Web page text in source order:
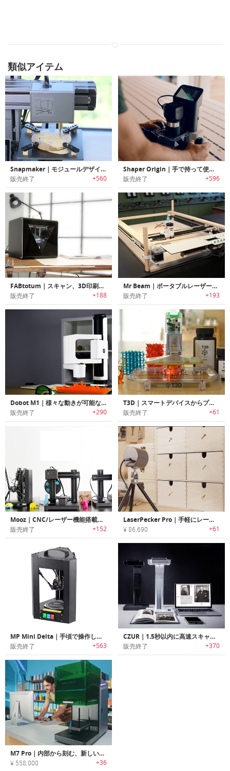
類似アイテム
Snapmaker｜モジュールデザインオールメタルデスクトップ3Dプリンター「スナップメーカー」
販売終了 +560
Shaper Origin｜手で持って使えるニュータイプのCNCマシン「シェイパーオリジン」
販売終了 +596
FABtotum｜スキャン、3D印刷、切り取り/ミル 多機能家庭用3Dマシン
販売終了 +188
Mr Beam｜ポータブルレーザーカッターおよび彫刻キット
販売終了 +193
Dobot M1｜様々な動きが可能なプロフェッショナルロボットアーム「ドゥーボットM1」
販売終了 +290
T3D｜スマートデバイスからプリント可能なポータブル3Dプリンター「T3D」
販売終了 +61
Mooz｜CNC/レーザー機能搭載オールインワンの高精度３Dプリンター「ムーズ」
販売終了 +152
LaserPecker Pro｜手軽にレーザー彫刻が楽しめるハンドヘルドスマートレーザー彫刻機「レーザーペッカープロ」
¥ 86,690 +61
MP Mini Delta｜手頃で操作しやすく初心者に最適なデスクトップ3Dプリンター「エムピーミニデルタ」
販売終了 +563
CZUR｜1.5秒以内に高速スキャン可能なCMOSスキャンテクノロジー搭載スマートスキャナー「シーザー」
販売終了 +370
M7 Pro｜内部から刻む、新しい表現。3Dレーザーエングレーバー
¥ 558,000 +36